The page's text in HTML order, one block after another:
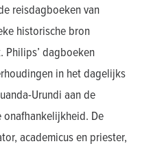
reisdagboeken van
historische bron
dagboeken
in het dagelijks
Urundi aan de
De
academicus en priester,